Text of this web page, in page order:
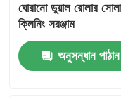
ঘোরানো ডুয়াল রোলার
ক্লিনিং সরঞ্জাম
অনুসন্ধান পাঠান